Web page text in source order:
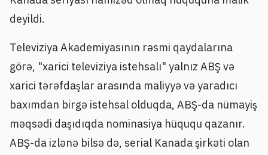
deyildi.
Televiziya Akademiyasının rəsmi qaydalarına
görə, "xarici televiziya istehsalı" yalnız ABŞ və
xarici tərəfdaşlar arasında maliyyə və yaradıcı
baxımdan birgə istehsal olduqda, ABŞ-da nümayiş
məqsədi daşıdıqda nominasiya hüququ qazanır.
ABŞ-da izlənə bilsə də, serial Kanada şirkəti olan